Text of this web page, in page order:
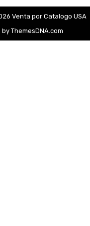
Venta por Catalogo USA
by ThemesDNA.com